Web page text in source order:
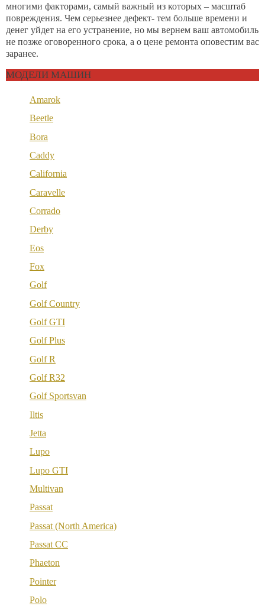
многими факторами, самый важный из которых – масштаб
повреждения. Чем серьезнее дефект- тем больше времени и
денег уйдет на его устранение, но мы вернем ваш автомобиль
не позже оговоренного срока, а о цене ремонта оповестим вас
заранее.
МОДЕЛИ МАШИН
Amarok
Beetle
Bora
Caddy
California
Caravelle
Corrado
Derby
Eos
Fox
Golf
Golf Country
Golf GTI
Golf Plus
Golf R
Golf R32
Golf Sportsvan
Iltis
Jetta
Lupo
Lupo GTI
Multivan
Passat
Passat (North America)
Passat CC
Phaeton
Pointer
Polo